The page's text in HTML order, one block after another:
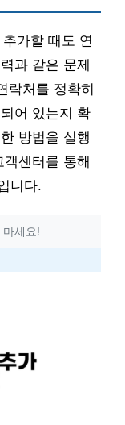
가할 때도 연
과 같은 문제
락처를 정확히
어 있는지 확
방법을 실행
센터를 통해
니다.
마세요!